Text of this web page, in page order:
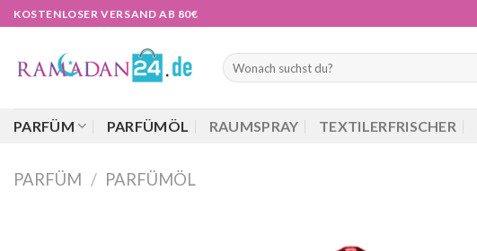
Zum
Inhalt
KOSTENLOSER VERSAND AB 80€
Suchen
nach:
PARFÜM PARFÜMÖL RAUMSPRAY TEXTILERFRISCHER
PARFÜM / PARFÜMÖL